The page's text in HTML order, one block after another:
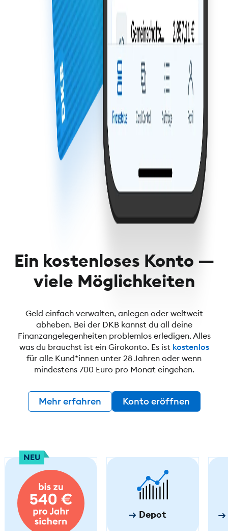
Ein kostenloses Konto —
viele Möglichkeiten
Geld einfach verwalten, anlegen oder weltweit
abheben. Bei der DKB kannst du all deine
Finanzangelegenheiten problemlos erledigen. Alles
was du brauchst ist ein Girokonto. Es ist kostenlos
für alle Kund*innen unter 28 Jahren oder wenn
mindestens 700 Euro pro Monat eingehen.
Mehr erfahren Konto eröffnen
NEU
Depot